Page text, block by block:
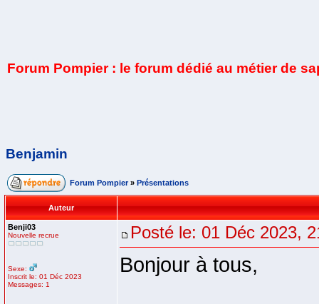
Forum Pompier : le forum dédié au métier de
Benjamin
Forum Pompier » Présentations
Auteur
Benji03
Nouvelle recrue
Sexe:
Inscrit le: 01 Déc 2023
Messages: 1
Posté le: 01 Déc 2023,
Bonjour à tous,